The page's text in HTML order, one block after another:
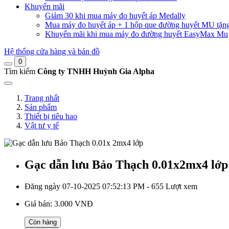
Khuyến mãi
Giảm 30 khi mua máy đo huyết áp Medally
Mua máy đo huyết áp + 1 hộp que đường huyết MU
Khuyến mãi khi mua máy đo đường huyết EasyMax Mu
Hệ thống cửa hàng và bản đồ
0
Tìm kiếm Công ty TNHH Huỳnh Gia Alpha
Trang nhất
Sản phẩm
Thiết bị tiêu hao
Vật tư y tế
Gạc dẫn lưu Bảo Thạch 0.01x2mx4 lớp
Đăng ngày 07-10-2025 07:52:13 PM - 655 Lượt xem
Giá bán: 3.000 VNĐ
Còn hàng